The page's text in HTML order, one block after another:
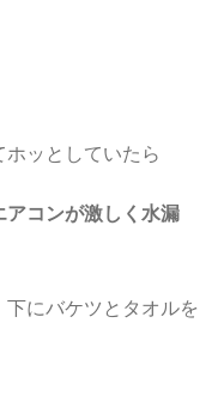
ッとしていたら
アコンが激しく水漏
にバケツとタオルを